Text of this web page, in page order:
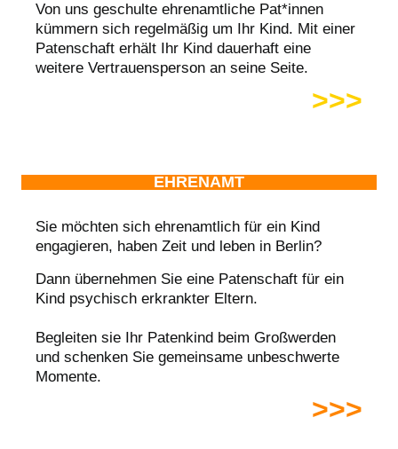
Von uns geschulte ehrenamtliche Pat*innen
kümmern sich regelmäßig um Ihr Kind. Mit einer
Patenschaft erhält Ihr Kind dauerhaft eine
weitere Vertrauensperson an seine Seite.
>>>
EHRENAMT
Sie möchten sich ehrenamtlich für ein Kind
engagieren, haben Zeit und leben in Berlin?
Dann übernehmen Sie eine Patenschaft für ein
Kind psychisch erkrankter Eltern.
Begleiten sie Ihr Patenkind beim Großwerden
und schenken Sie gemeinsame unbeschwerte
Momente.
>>>